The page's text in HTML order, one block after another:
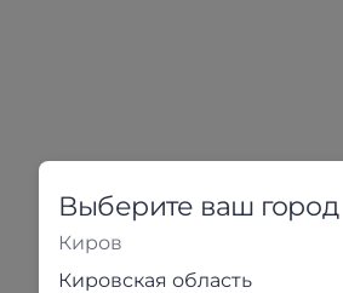
Выберите ваш город
Киров
Кировская область